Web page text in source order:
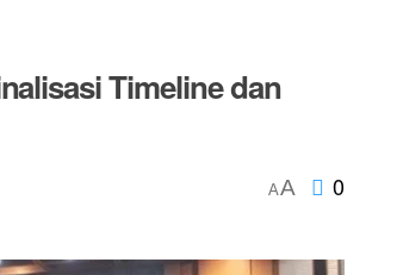
Timeline dan
AA 0